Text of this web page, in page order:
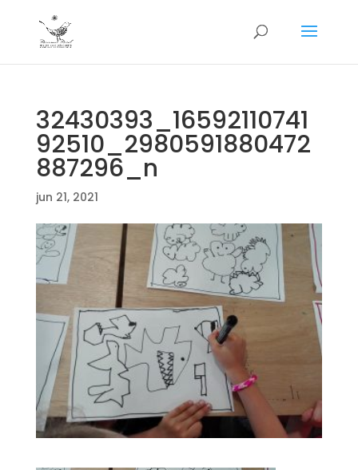
32430393_16592110741
92510_2980591880472
887296_n
jun 21, 2021